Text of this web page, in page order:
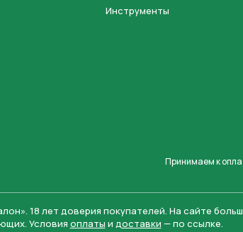
Инструменты
Принимаем к
18 лет доверия покупателей. На сайте
Условия оплаты и доставки — по ссылке.